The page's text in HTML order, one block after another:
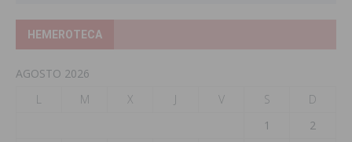
HEMEROTECA
AGOSTO 2026
L
M X J V S
D
1
2